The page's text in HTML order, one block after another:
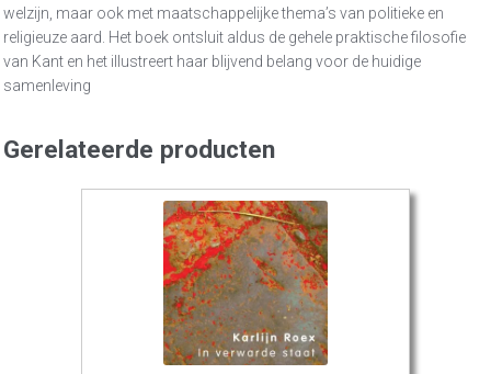
welzijn, maar ook met maatschappelijke thema’s van politieke en
religieuze aard. Het boek ontsluit aldus de gehele praktische filosofie
van Kant en het illustreert haar blijvend belang voor de huidige
samenleving
Gerelateerde producten